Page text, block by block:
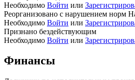
Необходимо Войти или
Реорганизовано с нарушением норм
Необходимо Войти или
Признано бездействующим
Необходимо Войти или
Финансы